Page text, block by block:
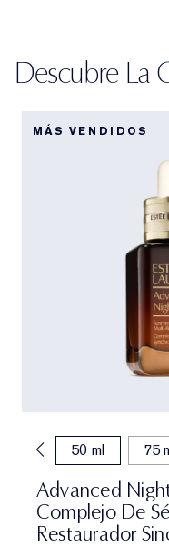
Descubre La
MÁS VENDIDOS
50 ml 75
Advanced
Complejo De
Restaurador